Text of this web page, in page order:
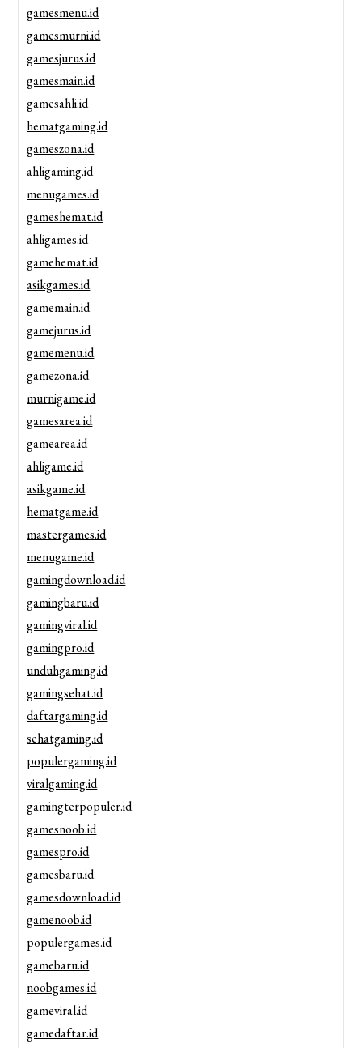
gamesmenu.id
gamesmurni.id
gamesjurus.id
gamesmain.id
gamesahli.id
hematgaming.id
gameszona.id
ahligaming.id
menugames.id
gameshemat.id
ahligames.id
gamehemat.id
asikgames.id
gamemain.id
gamejurus.id
gamemenu.id
gamezona.id
murnigame.id
gamesarea.id
gamearea.id
ahligame.id
asikgame.id
hematgame.id
mastergames.id
menugame.id
gamingdownload.id
gamingbaru.id
gamingviral.id
gamingpro.id
unduhgaming.id
gamingsehat.id
daftargaming.id
sehatgaming.id
populergaming.id
viralgaming.id
gamingterpopuler.id
gamesnoob.id
gamespro.id
gamesbaru.id
gamesdownload.id
gamenoob.id
populergames.id
gamebaru.id
noobgames.id
gameviral.id
gamedaftar.id